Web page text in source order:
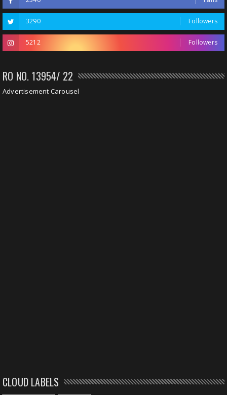
3290 Followers
5212 Followers
RO NO. 13954/ 22
Advertisement Carousel
CLOUD LABELS